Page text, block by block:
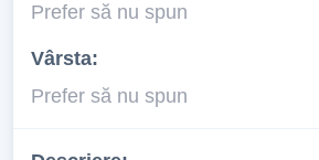
Prefer să nu spun
Vârsta:
Prefer să nu spun